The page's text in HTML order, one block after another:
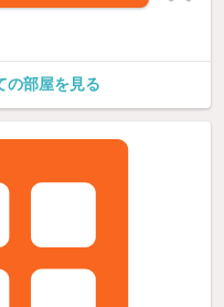
の部屋を見る